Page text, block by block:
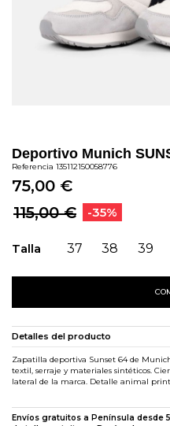
Deportivo Munich
Referencia 135112150058776
75,00 €
115,00 €
-35%
Talla 37 38 39
Detalles del producto
Zapatilla deportiva Sunset 64 de
textil, serraje y materiales sintéticos.
lateral de la marca. Detalle animal
Envíos gratuitos a Península desde